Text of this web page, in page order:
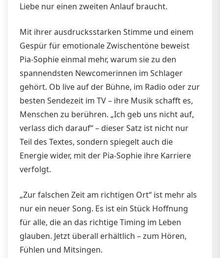
Liebe nur einen zweiten Anlauf braucht.
Mit ihrer ausdrucksstarken Stimme und einem
Gespür für emotionale Zwischentöne beweist
Pia-Sophie einmal mehr, warum sie zu den
spannendsten Newcomerinnen im Schlager
gehört. Ob live auf der Bühne, im Radio oder zur
besten Sendezeit im TV – ihre Musik schafft es,
Menschen zu berühren. „Ich geb uns nicht auf,
verlass dich darauf“ – dieser Satz ist nicht nur
Teil des Textes, sondern spiegelt auch die
Energie wider, mit der Pia-Sophie ihre Karriere
verfolgt.
„Zur falschen Zeit am richtigen Ort“ ist mehr als
nur ein neuer Song. Es ist ein Stück Hoffnung
für alle, die an das richtige Timing im Leben
glauben. Jetzt überall erhältlich – zum Hören,
Fühlen und Mitsingen.